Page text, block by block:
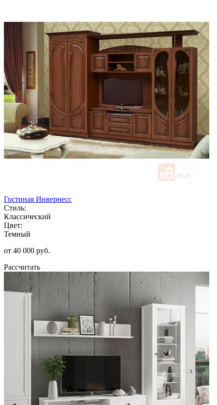
Гостиная Инвернесс
Стиль:
Классический
Цвет:
Темный
от 40 000 руб.
Рассчитать